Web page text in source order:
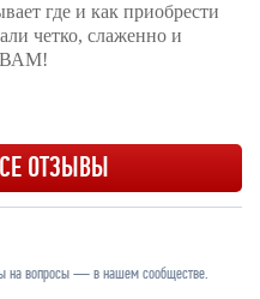
где и как приобрести
четко, слаженно и
ВАМ!
ОТЗЫВЫ
на вопросы — в нашем сообществе.